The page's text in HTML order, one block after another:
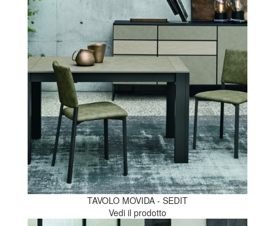
TAVOLO MOVIDA - SEDIT
Vedi il prodotto